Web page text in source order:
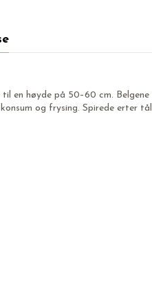
høyde på 50–60 cm. Belgene
og frysing. Spirede erter